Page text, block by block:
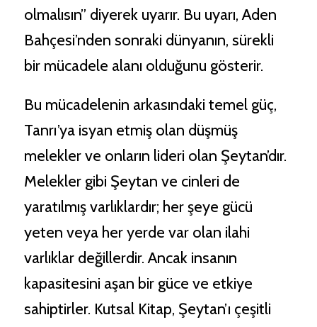
olmalısın” diyerek uyarır. Bu uyarı, Aden
Bahçesi’nden sonraki dünyanın, sürekli
bir mücadele alanı olduğunu gösterir.
Bu mücadelenin arkasındaki temel güç,
Tanrı’ya isyan etmiş olan düşmüş
melekler ve onların lideri olan Şeytan’dır.
Melekler gibi Şeytan ve cinleri de
yaratılmış varlıklardır; her şeye gücü
yeten veya her yerde var olan ilahi
varlıklar değillerdir. Ancak insanın
kapasitesini aşan bir güce ve etkiye
sahiptirler. Kutsal Kitap, Şeytan’ı çeşitli